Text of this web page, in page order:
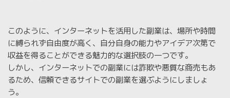
このように、インターネットを活用した副業は、場所や時間
に縛られず自由度が高く、自分自身の能力やアイデア次第で
収益を得ることができる魅力的な選択肢の一つです。
しかし、インターネットでの副業には詐欺や悪質な商売もあ
るため、信頼できるサイトでの副業を選ぶようにしましょ
う。